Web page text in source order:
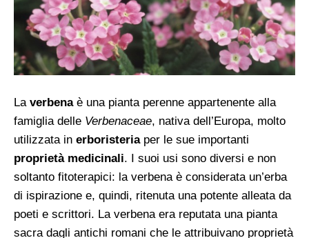
La verbenaè una pianta perenne appartenente alla
famiglia delle Verbenaceae, nativa dell’Europa, molto
utilizzata in erboristeriaper le sue importanti
proprietà medicinali. I suoi usi sono diversi e non
soltanto fitoterapici: la verbena è considerata un’erba
di ispirazione e, quindi, ritenuta una potente alleata da
poeti e scrittori. La verbena era reputata una pianta
sacra dagli antichi romani che le attribuivano proprietà